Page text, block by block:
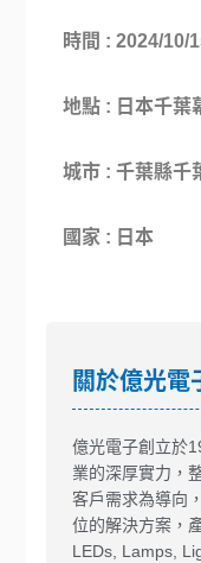
時間 : 2024/10/
地點 : 日本千葉
城市 : 千葉縣千
國家 : 日本
關於億光電
億光電子創立於
業的深厚實力，
客戶需求為導向
位的解決方案，
LEDs, Lamps,